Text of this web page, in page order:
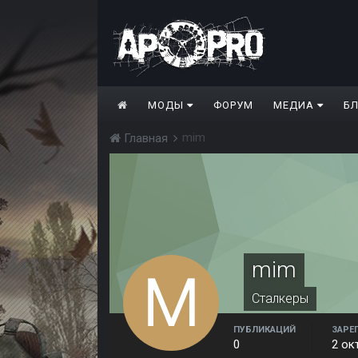
МОДЫ ФОРУМ МЕДИА
Главная mim
mim
Сталкеры
ПУБЛИКАЦИЙ
0 2